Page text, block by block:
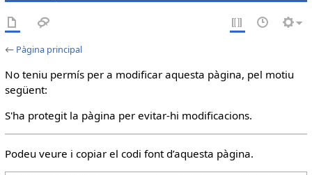
← Pàgina principal
No teniu permís per a modificar aquesta pàgina, pel motiu
següent:
S'ha protegit la pàgina per evitar-hi modificacions.
Podeu veure i copiar el codi font d’aquesta pàgina.